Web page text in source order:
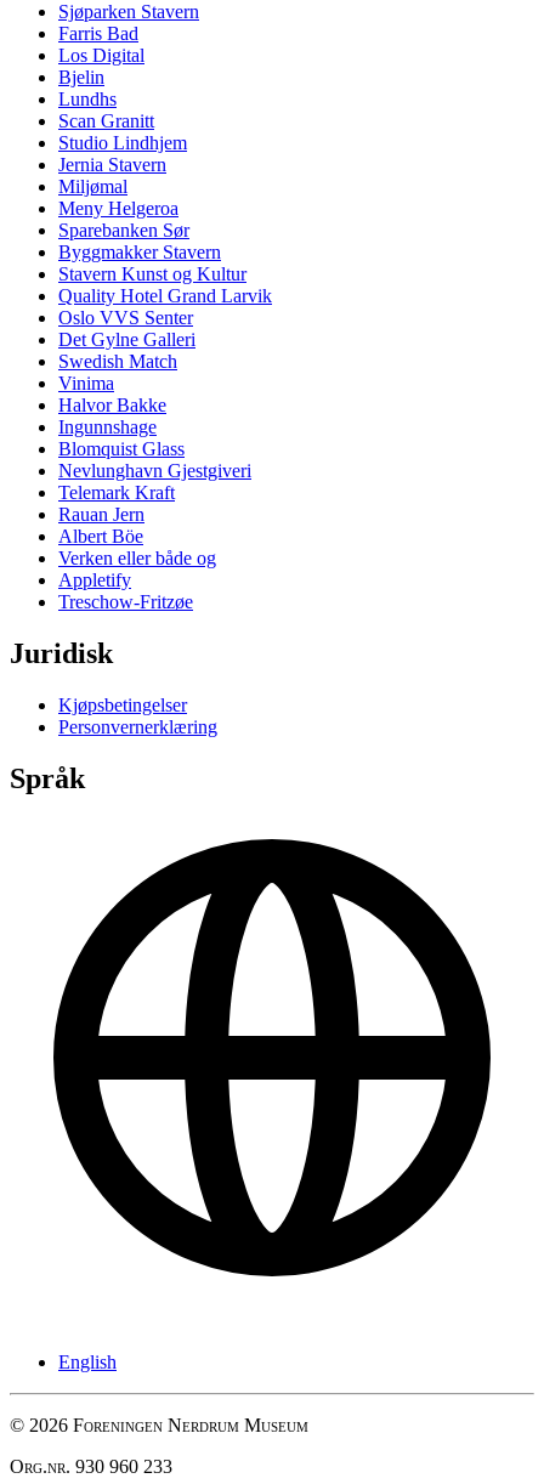
Sjøparken Stavern
Farris Bad
Los Digital
Bjelin
Lundhs
Scan Granitt
Studio Lindhjem
Jernia Stavern
Miljømal
Meny Helgeroa
Sparebanken Sør
Byggmakker Stavern
Stavern Kunst og Kultur
Quality Hotel Grand Larvik
Oslo VVS Senter
Det Gylne Galleri
Swedish Match
Vinima
Halvor Bakke
Ingunnshage
Blomquist Glass
Nevlunghavn Gjestgiveri
Telemark Kraft
Rauan Jern
Albert Böe
Verken eller både og
Appletify
Treschow-Fritzøe
Juridisk
Kjøpsbetingelser
Personvernerklæring
Språk
English
© 2026 Foreningen Nerdrum Museum
Org.nr. 930 960 233